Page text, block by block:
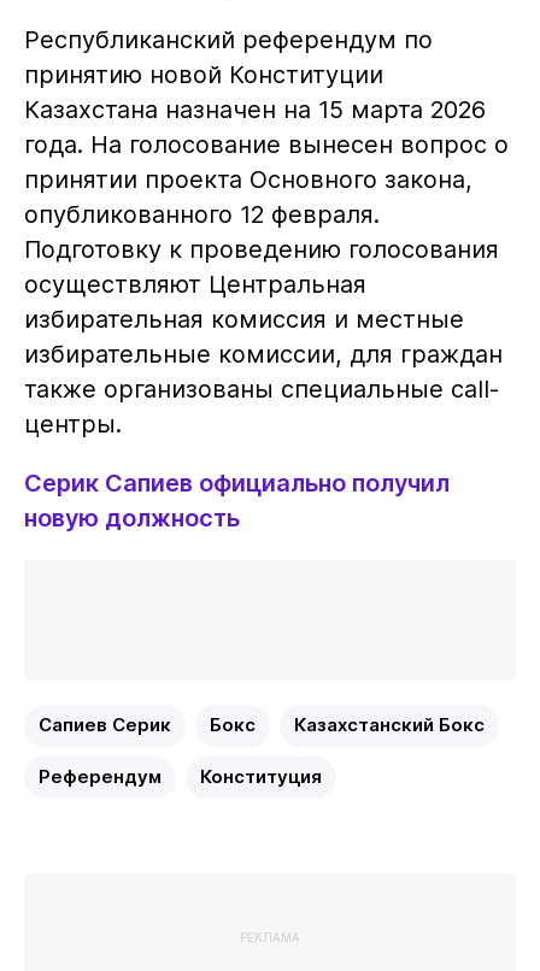
Республиканский референдум по
принятию новой Конституции
Казахстана назначен на 15 марта 2026
года. На голосование вынесен вопрос о
принятии проекта Основного закона,
опубликованного 12 февраля.
Подготовку к проведению голосования
осуществляют Центральная
избирательная комиссия и местные
избирательные комиссии, для граждан
также организованы специальные call-
центры.
Серик Сапиев официально получил
новую должность
Сапиев Серик Бокс Казахстанский Бокс
Референдум Конституция
РЕКЛАМА